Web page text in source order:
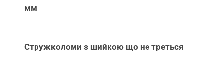
мм
Стружколоми з шийкою що не треться